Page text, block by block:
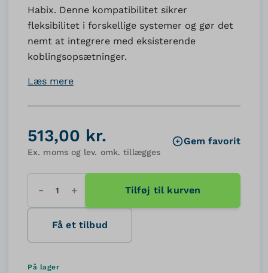
Habix. Denne kompatibilitet sikrer
fleksibilitet i forskellige systemer og gør det
nemt at integrere med eksisterende
koblingsopsætninger.
Læs mere
513,00 kr.
Ex. moms og lev. omk. tillægges
Gem favorit
Antal Tilføj til kurven
Få et tilbud
På lager